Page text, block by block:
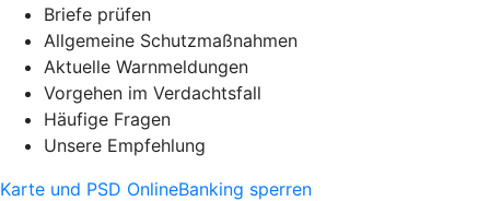
Briefe prüfen
Allgemeine Schutzmaßnahmen
Aktuelle Warnmeldungen
Vorgehen im Verdachtsfall
Häufige Fragen
Unsere Empfehlung
Karte und PSD OnlineBanking sperren